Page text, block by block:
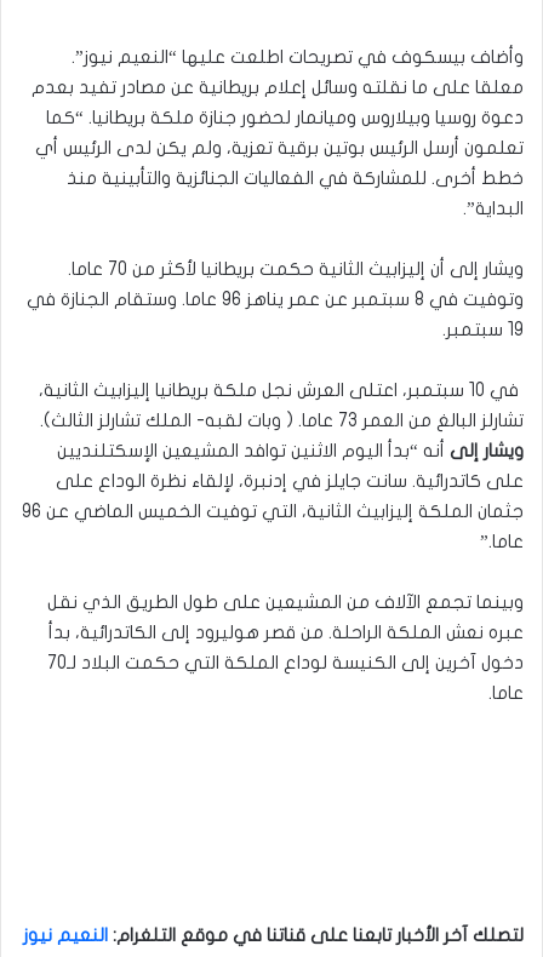
وأضاف بيسكوف في تصريحات اطلعت عليها “النعيم نيوز”.
معلقا على ما نقلته وسائل إعلام بريطانية عن مصادر تفيد بعدم
دعوة روسيا وبيلاروس وميانمار لحضور جنازة ملكة بريطانيا. “كما
تعلمون أرسل الرئيس بوتين برقية تعزية، ولم يكن لدى الرئيس أي
خطط أخرى. للمشاركة في الفعاليات الجنائزية والتأبينية منذ
البداية”.
ويشار إلى أن إليزابيث الثانية حكمت بريطانيا لأكثر من 70 عاما.
وتوفيت في 8 سبتمبر عن عمر يناهز 96 عاما. وستقام الجنازة في
19 سبتمبر.
في 10 سبتمبر، اعتلى العرش نجل ملكة بريطانيا إليزابيث الثانية،
تشارلز البالغ من العمر 73 عاما. ( وبات لقبه- الملك تشارلز الثالث).
ويشار إلى أنه “بدأ اليوم الاثنين توافد المشيعين الإسكتلنديين
على كاتدرائية. سانت جايلز في إدنبرة، لإلقاء نظرة الوداع على
جثمان الملكة إليزابيث الثانية، التي توفيت الخميس الماضي عن 96
عاما.”
وبينما تجمع الآلاف من المشيعين على طول الطريق الذي نقل
عبره نعش الملكة الراحلة. من قصر هوليرود إلى الكاتدرائية، بدأ
دخول آخرين إلى الكنيسة لوداع الملكة التي حكمت البلاد لـ70
عاما.
لتصلك آخر الأخبار تابعنا على قناتنا في موقع التلغرام: النعيم نيوز